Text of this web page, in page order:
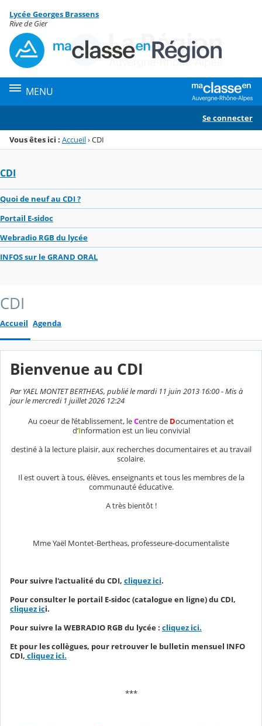
Menu de la rubrique
Contenu
Lycée Georges Brassens
Rive de Gier
MENU
Se connecter
Vous êtes ici : Accueil›CDI
CDI
Quoi de neuf au CDI ?
Portail E-sidoc
Webradio RGB du lycée
INFOS sur le GRAND ORAL
CDI
Accueil Agenda
Bienvenue au CDI
Par YAEL MONTET BERTHEAS, publié le mardi 11 juin 2013 16:00 - Mis à
jour le mercredi 1 juillet 2026 12:24
Au coeur de l’établissement, leCentre de Documentation et
d’Information est un lieu convivial
destiné à la lecture plaisir, aux recherches documentaires et au travail
scolaire.
Il est ouvert à tous, élèves, enseignants et tous les membres de la
communauté éducative.
A très bientôt !
Mme Yaël Montet-Bertheas, professeure-documentaliste
Pour suivre l'actualité du CDI, cliquez ici.
Pour consulter le portail E-sidoc (catalogue en ligne) du CDI,
cliquez ici.
Pour suivre la WEBRADIO RGB du lycée : cliquez ici.
Et pour les collègues, pour retrouver le bulletin mensuel INFO
CDI, cliquez ici.
***